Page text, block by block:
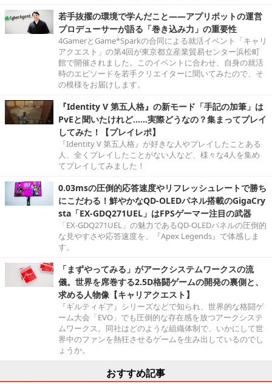
若手抜擢の環境で学んだこと――アプリボットの運営
プロデューサーが語る「巻き込み力」の重要性
4GamerとGame*Sparkの合同による就活イベント「キャリ
アクエスト」の第4回が東京都立産業貿易センター浜松町
館で開催されました。このイベントに合わせ、自身の就活
時のエピソードを若手クリエイターに聞いてみたので、そ
の模様をお届けします。
『Identity V 第五人格』の新モード「手記の加筆」は
PvEと聞いたけれど……実際どうなの？集まってプレイ
してみた！【プレイレポ】
『Identity V 第五人格』が好きな人やプレイしたことある
人、全くプレイしたことがない人など、様々な4人を集め
てプレイしてみました！
0.03msの圧倒的応答速度やリフレッシュレートで勝ち
にこだわる！鮮やかなQD-OLEDパネル搭載のGigaCry
sta「EX-GDQ271UEL」はFPSゲーマー注目の武器
「EX-GDQ271UEL」の魅力であるQD-OLEDパネルの圧倒的
な見やすさや応答速度を、『Apex Legends』で体感しま
す。
「まずやってみる」がアークシステムワークスの流
儀。世界を席巻する2.5D格闘ゲームの開発の裏側と、
求める人物像【キャリアクエスト】
『ギルティギア』シリーズなどで知られ、世界的な格闘ゲ
ーム大会「EVO」でも圧倒的な存在感を放つアークシステ
ムワークス。同社はどのような組織体制で、いかにして世
界中のファンを熱狂させるゲームを生み出しているのでし
ょうか。
おすすめ記事